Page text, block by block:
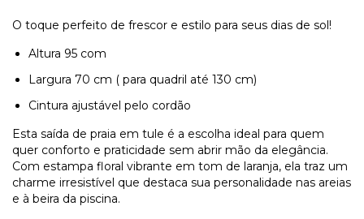
O toque perfeito de frescor e estilo para seus dias de sol!
Altura 95 com
Largura 70 cm ( para quadril até 130 cm)
Cintura ajustável pelo cordão
Esta saída de praia em tule é a escolha ideal para quem
quer conforto e praticidade sem abrir mão da elegância.
Com estampa floral vibrante em tom de laranja, ela traz um
charme irresistível que destaca sua personalidade nas areias
e à beira da piscina.